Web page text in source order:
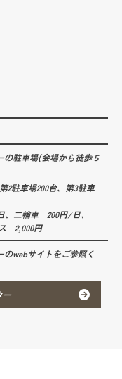
の駐車場(会場から徒歩５
2駐車場200台、第3駐車
、二輪車 200円/日、
2,000円
のwebサイトをご参照く
ー